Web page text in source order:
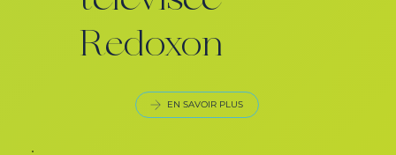
Redoxon
EN SAVOIR PLUS